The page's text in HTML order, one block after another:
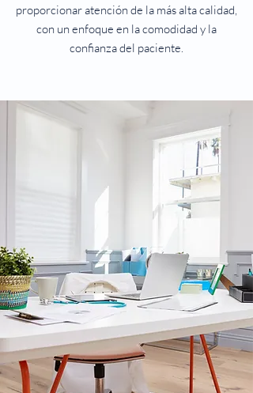
proporcionar atención de la más alta calidad,
con un enfoque en la comodidad y la
confianza del paciente.